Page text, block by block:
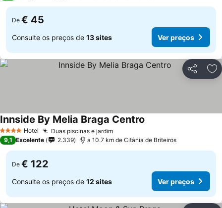
De € 45
Consulte os preços de 13 sites Ver preços
Partilhar
4 EstrelasHotel Duas piscinas e jardim
Innside By Melia Braga Centro
9,1 Excelente 2.339 a 10.7 km de Citânia de Briteiros
De € 122
Consulte os preços de 12 sites Ver preços